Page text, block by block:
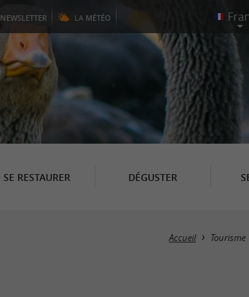
NEWSLETTER LA MÉTÉO
SE RESTAURER DÉGUSTER
Accueil Tourisme